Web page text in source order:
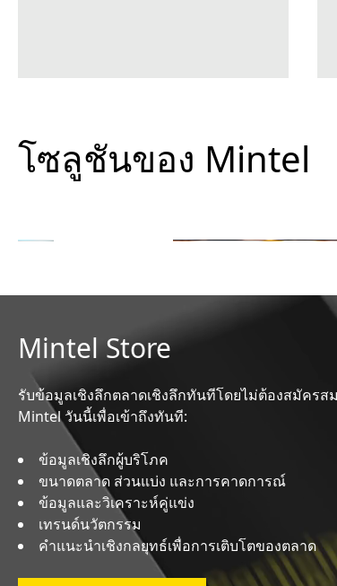
โซลูชันของ Mintel
ออนดีมานด์
Mintel Store
รับข้อมูลเชิงลึกตลาดเชิงลึกทันทีโดยไม่ต้องสมัครส
Mintel วันนี้เพื่อเข้าถึงทันที:
ข้อมูลเชิงลึกผู้บริโภค
ขนาดตลาด ส่วนแบ่ง และการคาดการณ์
ข้อมูลและวิเคราะห์คู่แข่ง
เทรนด์นวัตกรรม
คำแนะนำเชิงกลยุทธ์เพื่อการเติบโตของตลาด